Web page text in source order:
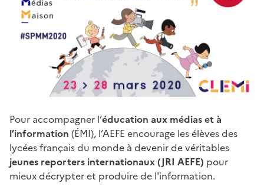
de
page
Pour accompagner l’éducation aux médias et à
l’information (ÉMI), l’AEFE encourage les élèves des
lycées français du monde à devenir de véritables
jeunes reporters internationaux (JRI AEFE) pour
mieux décrypter et produire de l'information.